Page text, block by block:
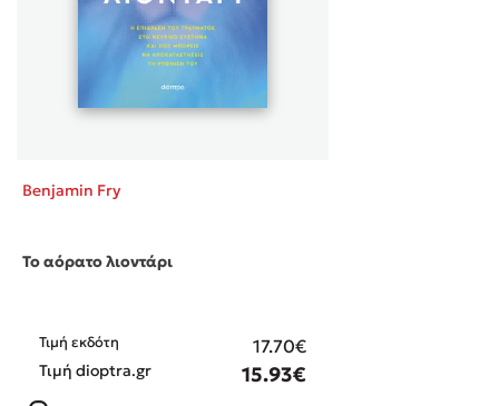
Benjamin Fry
Το αόρατο λιοντάρι
Τιμή εκδότη 17.70€
Τιμή dioptra.gr 15.93€